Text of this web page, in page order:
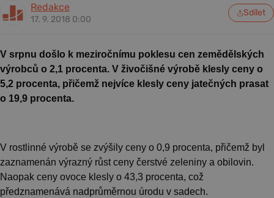
Redakce
17. 9. 2018 0:00
Sdílet
V srpnu došlo k meziročnímu poklesu cen zemědělských
výrobců o 2,1 procenta. V živočišné výrobě klesly ceny o
5,2 procenta, přičemž nejvíce klesly ceny jatečných prasat
o 19,9 procenta.
V rostlinné výrobě se zvýšily ceny o 0,9 procenta, přičemž byl
zaznamenán výrazný růst ceny čerstvé zeleniny a obilovin.
Naopak ceny ovoce klesly o 43,3 procenta, což
předznamenává nadprůměrnou úrodu v sadech.